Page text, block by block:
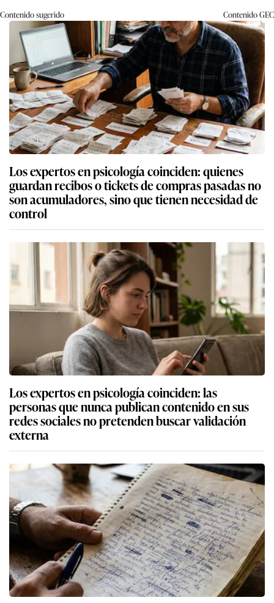
Contenido sugerido ContenidoGEC
Los expertos en psicología coinciden: quienes
guardan recibos o tickets de compras pasadas no
son acumuladores, sino que tienen necesidad de
control
Los expertos en psicología coinciden: las
personas que nunca publican contenido en sus
redes sociales no pretenden buscar validación
externa